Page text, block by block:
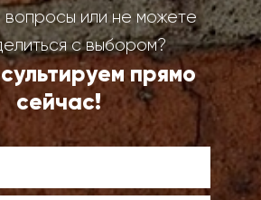
или не можете
с выбором?
прямо
сейчас!